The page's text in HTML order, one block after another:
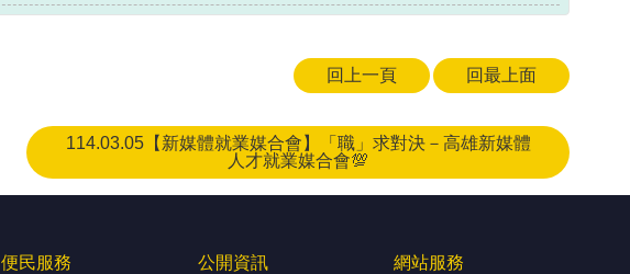
回上一頁 回最上面
114.03.05【新媒體就業媒合會】「職」求對決－高雄新媒體
人才就業媒合會💯
便民服務 公開資訊 網站服務